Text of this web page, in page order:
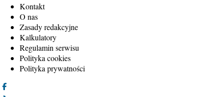
Kontakt
O nas
Zasady redakcyjne
Kalkulatory
Regulamin serwisu
Polityka cookies
Polityka prywatności